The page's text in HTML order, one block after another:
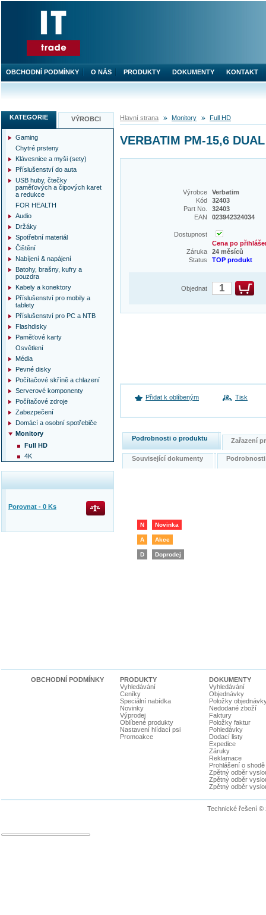
Hlavní strana Monitory Full HD
VERBATIM PM-15,6
Výrobce
Verbatim
Kód
32403
Part No.
32403
EAN
023942324034
Dostupnost
Cena po
Záruka
24 měsíců
Status
TOP produkt
Objednat
Přidat k oblíbeným Tisk
Podrobnosti o produktu Zařazení
Související dokumenty
N Novinka
A Akce
D Doprodej
KATEGORIE VÝROBCI
Gaming
Chytré prsteny
Klávesnice a myši (sety)
Příslušenství do auta
USB huby, čtečky
paměťových a čipových karet
a redukce
FOR HEALTH
Audio
Držáky
Spotřební materiál
Čištění
Nabíjení & napájení
Batohy, brašny, kufry a
pouzdra
Kabely a konektory
Příslušenství pro mobily a
tablety
Příslušenství pro PC a NTB
Flashdisky
Paměťové karty
Osvětlení
Média
Pevné disky
Počítačové skříně a chlazení
Serverové komponenty
Počítačové zdroje
Zabezpečení
Domácí a osobní spotřebiče
Monitory
Full HD
4K
Porovnat - 0 Ks
OBCHODNÍ PODMÍNKY O NÁS PRODUKTY DOKUMENTY KONTAKT
OBCHODNÍ PODMÍNKY
PRODUKTY
Vyhledávání
Ceníky
Speciální nabídka
Novinky
Výprodej
Oblíbené produkty
Nastavení hlídací psi
Promoakce
DOKUMENTY
Vyhledávání
Objednávky
Položky
Nedodané zboží
Faktury
Položky faktur
Pohledávky
Dodací listy
Expedice
Záruky
Reklamace
Prohlášení o shodě
Zpětný odběr
Zpětný odběr
Zpětný odběr
Technické řešení ©